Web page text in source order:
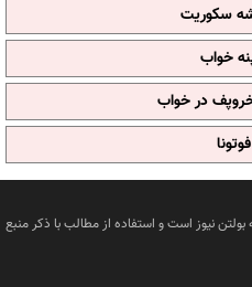
سکوریت
خواب
در خواب
نیوز است و استفاده از مطالب با ذکر منبع